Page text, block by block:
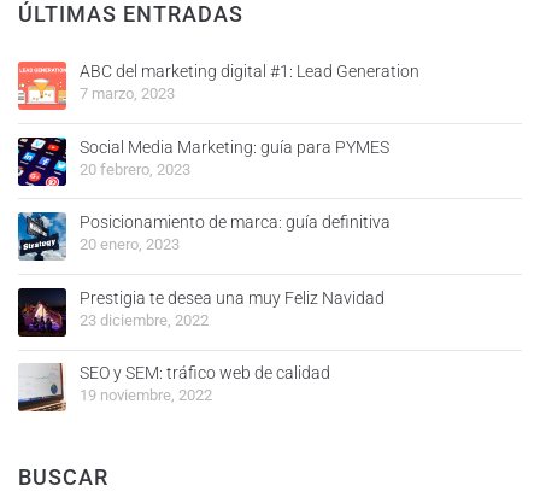
ÚLTIMAS ENTRADAS
ABC del marketing digital #1: Lead Generation
7 marzo, 2023
Social Media Marketing: guía para PYMES
20 febrero, 2023
Posicionamiento de marca: guía definitiva
20 enero, 2023
Prestigia te desea una muy Feliz Navidad
23 diciembre, 2022
SEO y SEM: tráfico web de calidad
19 noviembre, 2022
BUSCAR